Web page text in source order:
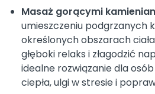
Masaż gorącymi
umieszczeniu podgrzanych
określonych obszarach
głęboki relaks i złagodzić
idealne rozwiązanie dla
ciepła, ulgi w stresie i